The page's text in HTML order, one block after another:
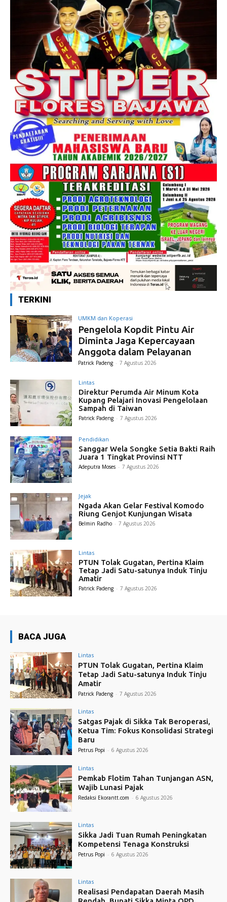
TERKINI
UMKM dan Koperasi
Pengelola Kopdit Pintu Air
Diminta Jaga Kepercayaan
Anggota dalam Pelayanan
Patrick Padeng - 7 Agustus 2026
Lintas
Direktur Perumda Air Minum Kota
Kupang Pelajari Inovasi Pengelolaan
Sampah di Taiwan
Patrick Padeng - 7 Agustus 2026
Pendidikan
Sanggar Wela Songke Setia Bakti Raih
Juara 1 Tingkat Provinsi NTT
Adeputra Moses - 7 Agustus 2026
Jejak
Ngada Akan Gelar Festival Komodo
Riung Genjot Kunjungan Wisata
Belmin Radho - 7 Agustus 2026
Lintas
PTUN Tolak Gugatan, Pertina Klaim
Tetap Jadi Satu-satunya Induk Tinju
Amatir
Patrick Padeng - 7 Agustus 2026
BACA JUGA
Lintas
PTUN Tolak Gugatan, Pertina Klaim
Tetap Jadi Satu-satunya Induk Tinju
Amatir
Patrick Padeng - 7 Agustus 2026
Lintas
Satgas Pajak di Sikka Tak Beroperasi,
Ketua Tim: Fokus Konsolidasi Strategi
Baru
Petrus Popi - 6 Agustus 2026
Lintas
Pemkab Flotim Tahan Tunjangan ASN,
Wajib Lunasi Pajak
Redaksi Ekorantt.com - 6 Agustus 2026
Lintas
Sikka Jadi Tuan Rumah Peningkatan
Kompetensi Tenaga Konstruksi
Petrus Popi - 6 Agustus 2026
Lintas
Realisasi Pendapatan Daerah Masih